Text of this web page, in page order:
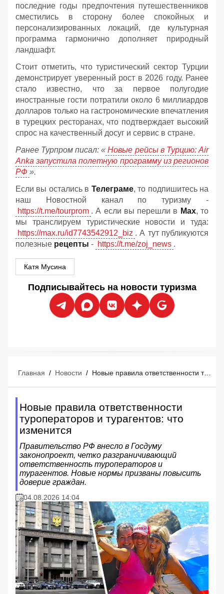
последние годы предпочтения путешественников
сместились в сторону более спокойных и
персонализированных локаций, где культурная
программа гармонично дополняет природный
ландшафт.
Стоит отметить, что туристический сектор Турции
демонстрирует уверенный рост в 2026 году. Ранее
стало известно, что за первое полугодие
иностранные гости потратили около 6 миллиардов
долларов только на гастрономические впечатления
в турецких ресторанах, что подтверждает высокий
спрос на качественный досуг и сервис в стране.
Ранее Турпром писал: « Новые рейсы в Турцию: Air
Anka запустила полетную программу из регионов
РФ ».
Если вы остались в Телеграме, то подпишитесь на
наш Новостной канал по туризму -
https://t.me/tourprom . А если вы перешли в Мах, то
мы транслируем туристические новости и туда:
https://max.ru/id7743542912_biz . А тут публикуются
полезные рецепты - https://t.me/zoj_news .
Катя Мусина
Подписывайтесь на новости туризма
Главная / Новости / Новые правила ответственности туроператоров и турагентов: что изменится
Новые правила ответственности
туроператоров и турагентов: что
изменится
Правительство РФ внесло в Госдуму
законопроект, четко разграничивающий
ответственность туроператоров и
турагентов. Новые нормы призваны повысить
доверие граждан.
04.08.2026 14:04